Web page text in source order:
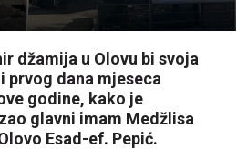
džamija u Olovu bi svoja
dana mjeseca
godine, kako je
glavni imam Medžlisa
Esad-ef. Pepić.